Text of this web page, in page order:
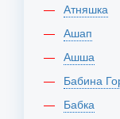
Атняшка
Ашап
Ашша
Бабина
Бабка